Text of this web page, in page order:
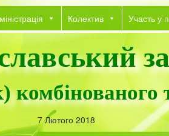
Колектив Участь у
7 Лютого 2018